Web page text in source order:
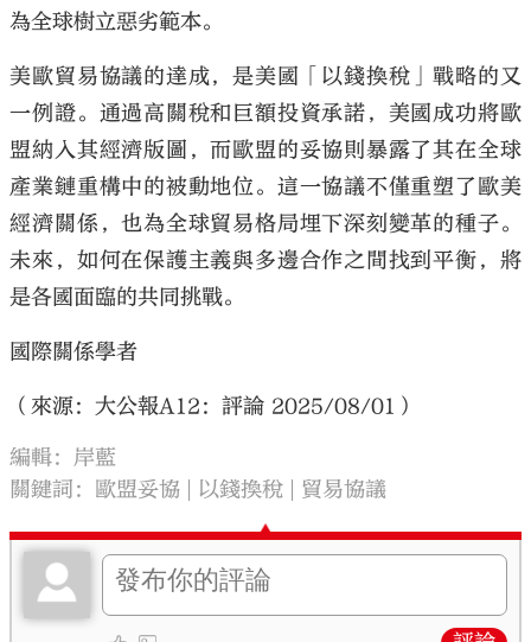
為全球樹立惡劣範本。
美歐貿易協議的達成，是美國「以錢換稅」戰略的又
一例證。通過高關稅和巨額投資承諾，美國成功將歐
盟納入其經濟版圖，而歐盟的妥協則暴露了其在全球
產業鏈重構中的被動地位。這一協議不僅重塑了歐美
經濟關係，也為全球貿易格局埋下深刻變革的種子。
未來，如何在保護主義與多邊合作之間找到平衡，將
是各國面臨的共同挑戰。
國際關係學者
（來源：大公報A12：評論 2025/08/01）
編輯：岸藍
關鍵詞：
歐盟妥協 以錢換稅 貿易協議